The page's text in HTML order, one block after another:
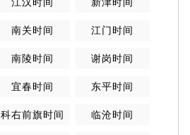
南关时间 江门时间
南陵时间 谢岗时间
宜春时间 东平时间
科右前旗时间 临沧时间